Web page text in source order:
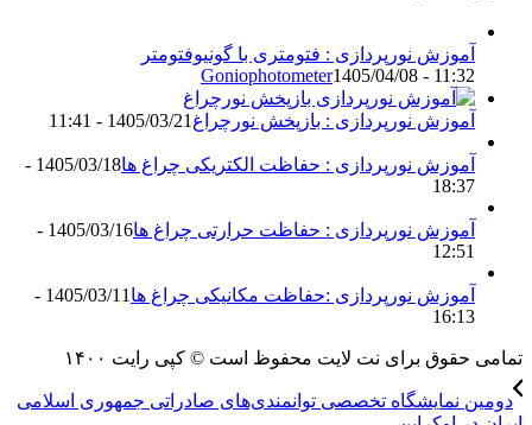
آموزش نورپردازی : فتومتری با گونیوفتومتر
Goniophotometer1405/04/08 - 11:32
آموزش نورپردازی : بازپخش نورچراغ 1405/03/21 - 11:41
آموزش نورپردازی : حفاظت الکتریکی چراغ ها
1405/03/18 -
18:37
آموزش نورپردازی : حفاظت حرارتی چراغ ها
1405/03/16 -
12:51
آموزش نورپردازی :حفاظت مکانیکی چراغ ها
1405/03/11 -
16:13
تمامی حقوق برای نت لایت محفوظ است © کپی رایت ۱۴۰۰
دومین نمایشگاه تخصصی توانمندی‌های صادراتی جمهوری اسلامی